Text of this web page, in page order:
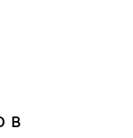
в